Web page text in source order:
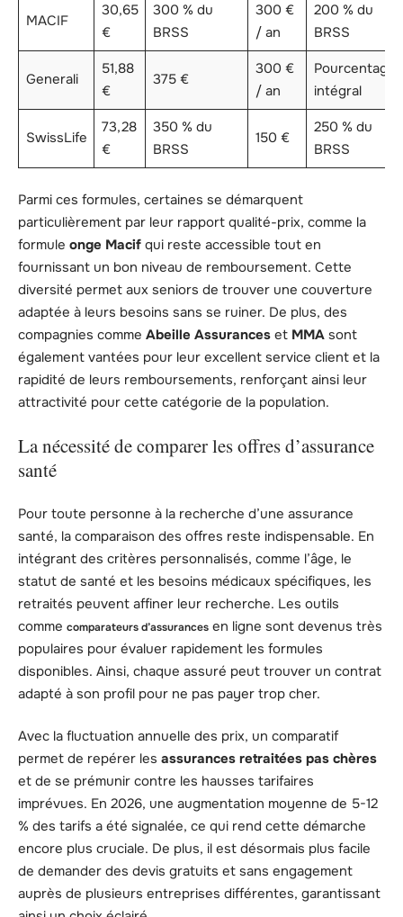
MACIF
30,65
€
300 % du
BRSS
300 €
/ an
200 % du
BRSS
Generali
51,88
€
375 €
300 €
/ an
Pourcentage
intégral
SwissLife
73,28
€
350 % du
BRSS
150 €
250 % du
BRSS
Parmi ces formules, certaines se démarquent
particulièrement par leur rapport qualité-prix, comme la
formule onge Macif qui reste accessible tout en
fournissant un bon niveau de remboursement. Cette
diversité permet aux seniors de trouver une couverture
adaptée à leurs besoins sans se ruiner. De plus, des
compagnies comme Abeille Assurances et MMA sont
également vantées pour leur excellent service client et la
rapidité de leurs remboursements, renforçant ainsi leur
attractivité pour cette catégorie de la population.
La nécessité de comparer les offres d’assurance
santé
Pour toute personne à la recherche d’une assurance
santé, la comparaison des offres reste indispensable. En
intégrant des critères personnalisés, comme l’âge, le
statut de santé et les besoins médicaux spécifiques, les
retraités peuvent affiner leur recherche. Les outils
comme comparateurs d’assurances en ligne sont devenus très
populaires pour évaluer rapidement les formules
disponibles. Ainsi, chaque assuré peut trouver un contrat
adapté à son profil pour ne pas payer trop cher.
Avec la fluctuation annuelle des prix, un comparatif
permet de repérer les assurances retraitées pas chères
et de se prémunir contre les hausses tarifaires
imprévues. En 2026, une augmentation moyenne de 5-12
% des tarifs a été signalée, ce qui rend cette démarche
encore plus cruciale. De plus, il est désormais plus facile
de demander des devis gratuits et sans engagement
auprès de plusieurs entreprises différentes, garantissant